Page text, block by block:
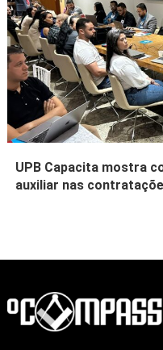
UPB Capacita mostra
auxiliar nas